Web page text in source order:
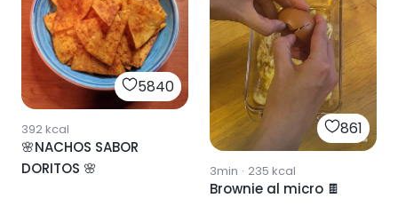
5840
392kcal
🌸NACHOS SABOR
DORITOS 🌸
861
3min · 235 kcal
Brownie al micro 🍫